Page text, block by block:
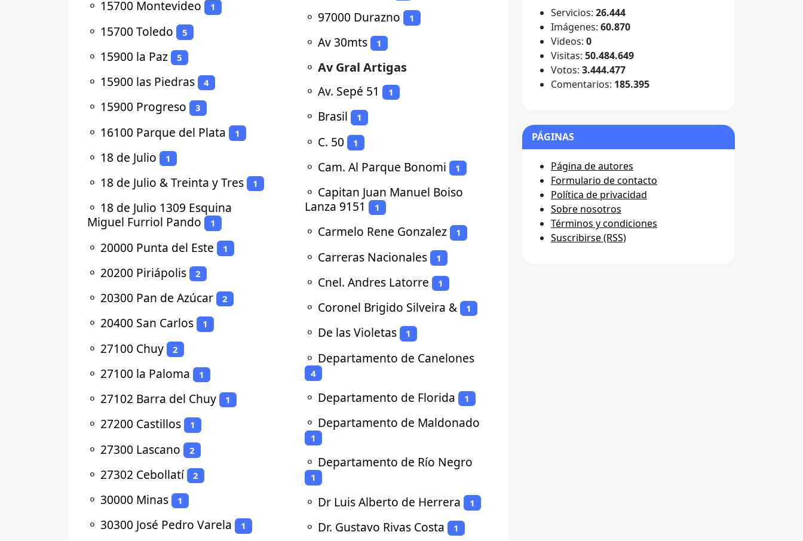
⚬ 15700 Montevideo 1
⚬ 15700 Toledo 5
⚬ 15900 la Paz 5
⚬ 15900 las Piedras 4
⚬ 15900 Progreso 3
⚬ 16100 Parque del Plata 1
⚬ 18 de Julio 1
⚬ 18 de Julio & Treinta y Tres 1
⚬ 18 de Julio 1309 Esquina
Miguel Furriol Pando
1
⚬ 20000 Punta del Este 1
⚬ 20200 Piriápolis 2
⚬ 20300 Pan de Azúcar 2
⚬ 20400 San Carlos 1
⚬ 27100 Chuy 2
⚬ 27100 la Paloma 1
⚬ 27102 Barra del Chuy 1
⚬ 27200 Castillos 1
⚬ 27300 Lascano 2
⚬ 27302 Cebollatí 2
⚬ 30000 Minas 1
⚬ 30300 José Pedro Varela 1
⚬ 97000 Durazno 1
⚬ Av 30mts 1
⚬ Av Gral Artigas
⚬ Av. Sepé 51 1
⚬ Brasil 1
⚬ C. 50 1
⚬ Cam. Al Parque Bonomi 1
⚬ Capitan Juan Manuel Boiso
Lanza 9151
1
⚬ Carmelo Rene Gonzalez 1
⚬ Carreras Nacionales 1
⚬ Cnel. Andres Latorre 1
⚬ Coronel Brigido Silveira & 1
⚬ De las Violetas 1
⚬ Departamento de Canelones
4
⚬ Departamento de Florida 1
⚬ Departamento de Maldonado
1
⚬ Departamento de Río Negro
1
⚬ Dr Luis Alberto de Herrera 1
⚬ Dr. Gustavo Rivas Costa 1
Servicios: 26.444
Imágenes: 60.870
Videos: 0
Visitas: 50.484.649
Votos: 3.444.477
Comentarios: 185.395
PÁGINAS
Página de autores
Formulario de contacto
Política de privacidad
Sobre nosotros
Términos y condiciones
Suscribirse (RSS)